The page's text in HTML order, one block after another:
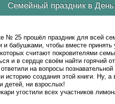
Семейный праздник в
№ 25 прошёл праздник для всей
бабушками, чтобы вместе
считают покровителями
и в сердце своём найти горячий
на вопросы
историю создания этой книги. Ну,
детей, ни взрослых!
угостили всех участников